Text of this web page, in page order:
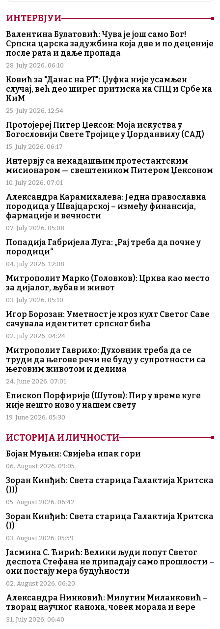
ИНТЕРВЈУИ
Валентина Булатовић: Чува је још само Бог!
Српска царска задужбина која две и по деценије
после рата и даље пропада
28. July 2026. 06:10
Ковић за "Данас на РТ": Џуфка није усамљен
случај, већ део ширег притиска на СПЦ и Србе на
КиМ
25. July 2026. 12:54
Протојереј Питер Џексон: Моја искуства у
Богословији Свете Тројице у Џорданвилу (САД)
15. July 2026. 06:17
Интервју са некадашњим протестантским
мисионаром — свештеником Питером Џексоном
10. July 2026. 07:01
Александра Карамихалева: Једна православна
породица у Швајцарској – између финансија,
фармације и вечности
07. July 2026. 05:08
Попадија Габријела Луга: „Рај треба да почне у
породици“
04. July 2026. 12:08
Митрополит Марко (Головков): Црква као место
за дијалог, љубав и живот
03. July 2026. 05:10
Игор Борозан: Уметност је кроз култ Светог Саве
сачувала идентитет српског бића
02. July 2026. 04:24
Митрополит Гаврило: Духовник треба да се
труди да његове речи не буду у супротности са
његовим животом и делима
24. June 2026. 07:01
Епископ Порфирије (Шутов): Пир у време куге
није нешто ново у нашем свету
19. June 2026. 05:30
ИСТОРИЈА И ЛИЧНОСТИ
Бојан Муњин: Свијећа ипак гори
06. August 2026. 09:05
Зоран Кинђић: Света старица Галактија Критска
(II)
05. August 2026. 06:42
Зоран Кинђић: Света старица Галактија Критска
(I)
03. August 2026. 05:59
Јасмина С. Ћирић: Велики људи попут Светог
деспота Стефана не припадају само прошлости –
они постају мера будућности
02. August 2026. 06:20
Александра Нинковић: Милутин Миланковић –
творац научног канона, човек морала и вере
31. July 2026. 06:40